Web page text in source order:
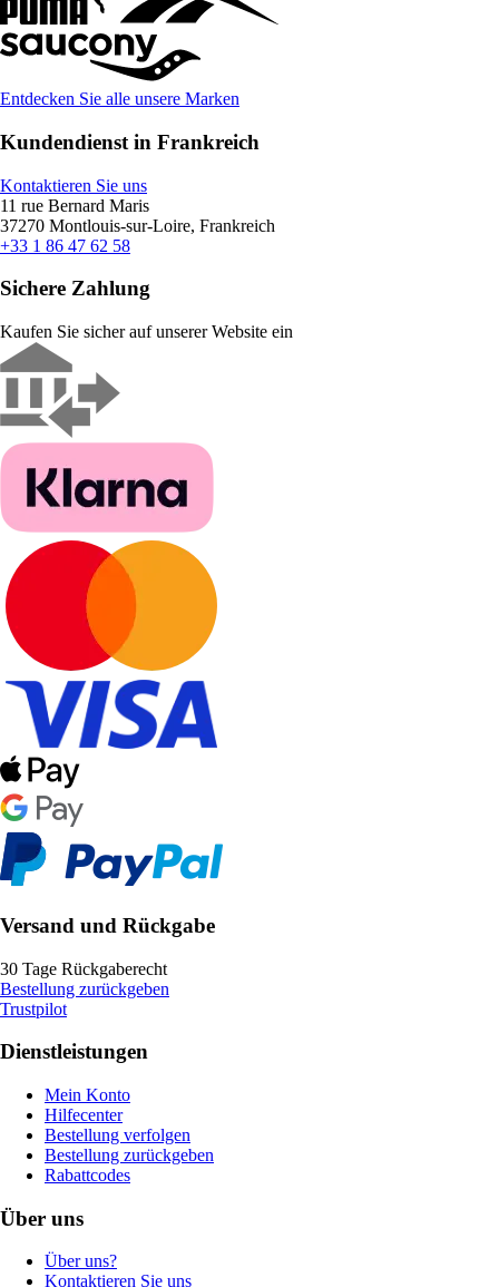
Entdecken Sie alle unsere Marken
Kundendienst in Frankreich
Kontaktieren Sie uns
11 rue Bernard Maris
37270 Montlouis-sur-Loire, Frankreich
+33 1 86 47 62 58
Sichere Zahlung
Kaufen Sie sicher auf unserer Website ein
Versand und Rückgabe
30 Tage Rückgaberecht
Bestellung zurückgeben
Trustpilot
Dienstleistungen
Mein Konto
Hilfecenter
Bestellung verfolgen
Bestellung zurückgeben
Rabattcodes
Über uns
Über uns?
Kontaktieren Sie uns